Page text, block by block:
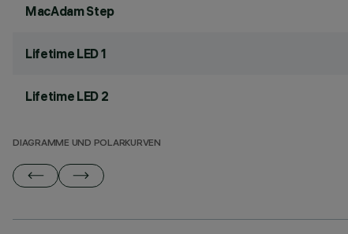
MacAdam Step
Lifetime LED 1
Lifetime LED 2
DIAGRAMME UND POLARKURVEN